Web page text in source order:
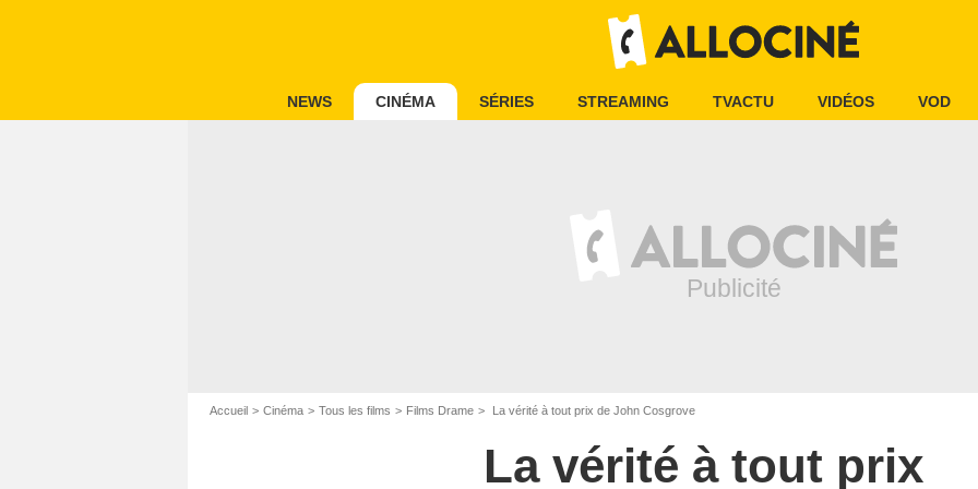
NEWS CINÉMA SÉRIES STREAMING TVACTU VIDÉOS VOD
Accueil Cinéma Tous les films Films Drame La vérité à tout prix de John Cosgrove
La vérité à tout prix